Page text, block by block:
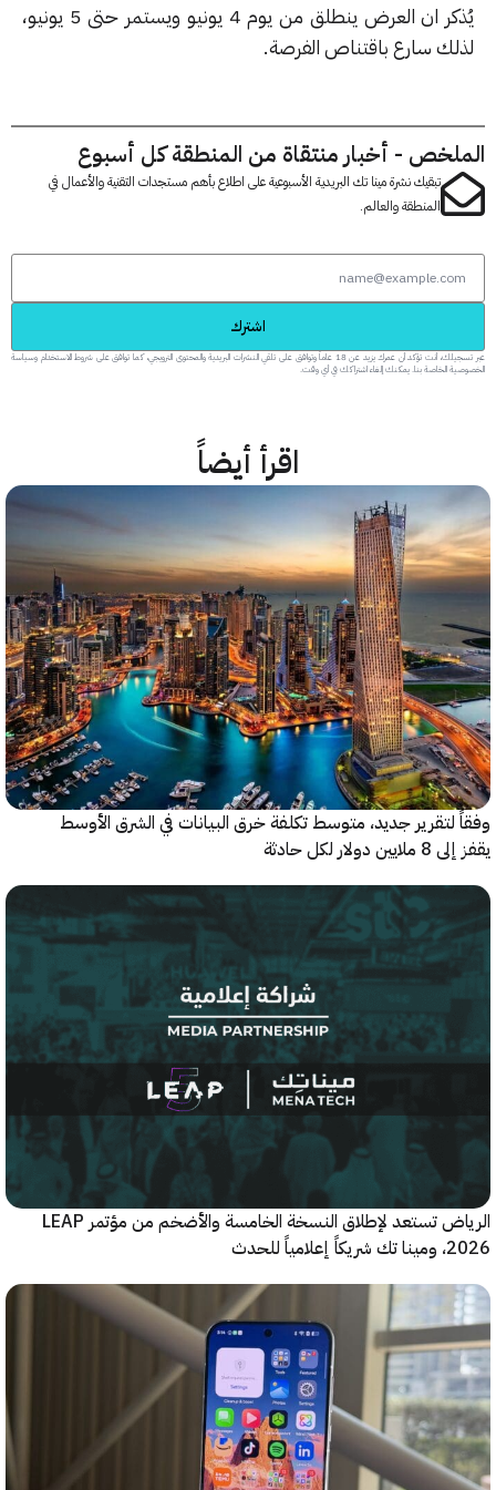
يُذكر ان العرض ينطلق من يوم 4 يونيو ويستمر حتى 5 يونيو،
سارع باقتناص الفرصة.
- أخبار منتقاة من المنطقة كل أسبوع
تبقيك نشرة مينا تك البريدية الأسبوعية على اطلاع بأهم مستجدات التقنية والأعمال في
المنطقة والعالم.
عبر تسجيلك، أنت تؤكد أن عمرك يزيد عن 18 عاماً وتوافق على تلقي النشرات البريدية والمحتوى الترويجي، كما توافق على شروط الاستخدام وسياسة
الخاصة بنا. يمكنك إلغاء اشتراكك في أي وقت.
اقرأ أيضاً
جديد، متوسط تكلفة خرق البيانات في الشرق الأوسط
لكل حادثة
الرياض تستعد لإطلاق النسخة الخامسة والأضخم من مؤتمر LEAP
للحدث